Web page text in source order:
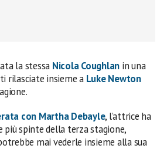
la stessa Nicola Coughlan in una
rilasciate insieme a Luke Newton
con Martha Debayle, l’attrice ha
più spinte della terza stagione,
mai vederle insieme alla sua